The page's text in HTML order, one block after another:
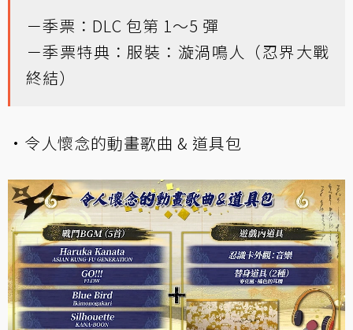
－季票：DLC 包第 1～5 彈
－季票特典：服裝：漩渦鳴人（忍界大戰
終結）
·令人懷念的動畫歌曲 & 道具包